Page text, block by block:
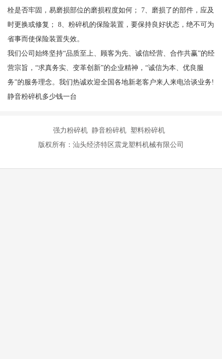
静音塑料粉碎机维修与保养： 1、刀具使用一定时间后，必然失去锋
利，须拆下刃磨，以免机器工作条件恶化，以确保机器的正常工
作； 2、主轴两端两个轴承备有润滑油咀，每隔三个月应对轴承座注
入二化钼，以确保轴承正常动作； 3、使用一定时间后三角皮带会伸
长，应调整其中心距，才不至降低传动功率； 4、当被碎材料是薄膜
等轻浮材料，应调整小动刀与定刀的间隔少于0.1mm以下，偶尔会遇
到梗塞在破碎室中，可打开粉碎室顶门，用小木棍向室底搅动，切
时，一定要注意刀刃方向不能装反，否则必致刀具损坏。